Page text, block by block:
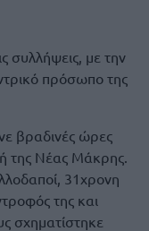
συλλήψεις, με την
πρόσωπο της
βραδινές ώρες
της Νέας Μάκρης.
31χρονη
της και
σχηματίστηκε